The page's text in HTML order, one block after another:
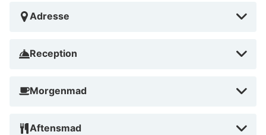
Adresse
Reception
Morgenmad
Aftensmad